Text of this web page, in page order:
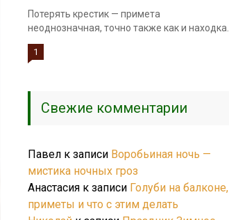
Потерять крестик — примета
неоднозначная, точно также как и находка...
1
Свежие комментарии
Павел к записи Воробьиная ночь —
мистика ночных гроз
Анастасия к записи Голуби на балконе,
приметы и что с этим делать